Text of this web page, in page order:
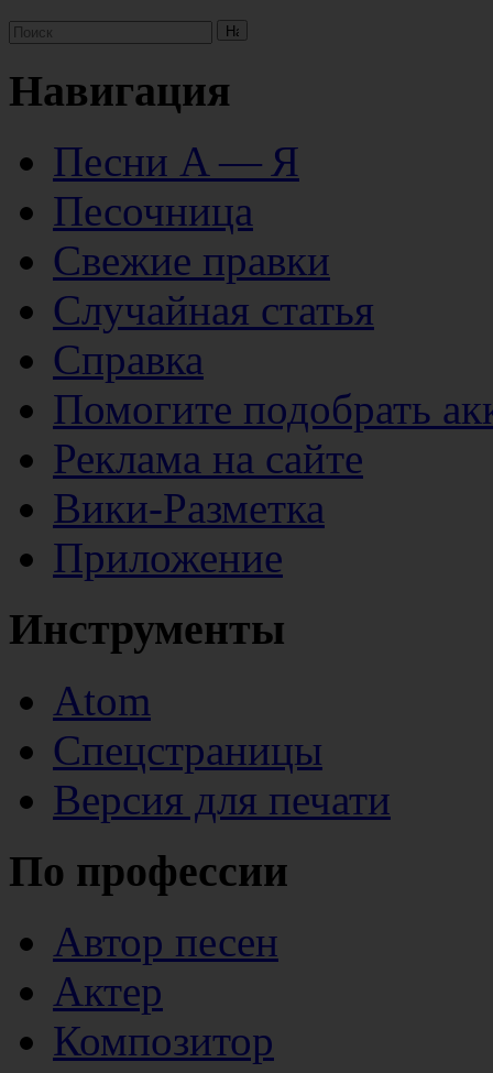
Навигация
Песни А — Я
Песочница
Свежие правки
Случайная статья
Справка
Помогите подобрать
Реклама на сайте
Вики-Разметка
Приложение
Инструменты
Atom
Спецстраницы
Версия для печати
По профессии
Автор песен
Актер
Композитор